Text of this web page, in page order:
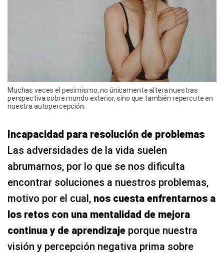
Muchas veces el pesimismo, no únicamente altera nuestras
perspectiva sobre mundo exterior, sino que también repercute en
nuestra autopercepción.
Incapacidad para resolución de problemas
Las adversidades de la vida suelen
abrumarnos, por lo que se nos dificulta
encontrar soluciones a nuestros problemas,
motivo por el cual, nos cuesta enfrentarnos a
los retos con una mentalidad de mejora
continua y de aprendizaje porque nuestra
visión y percepción negativa prima sobre